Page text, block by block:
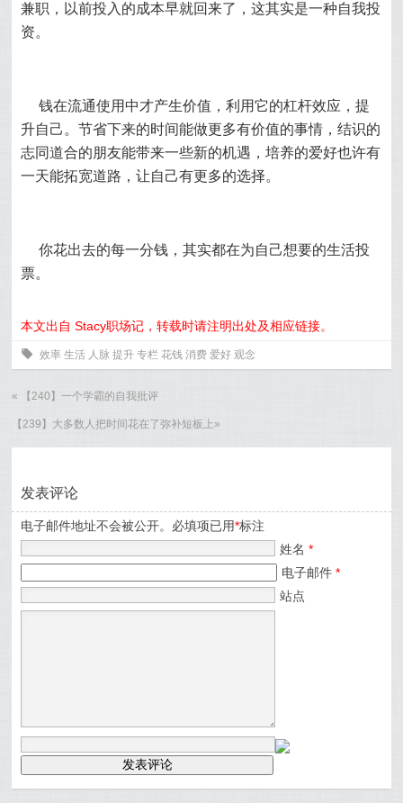
兼职，以前投入的成本早就回来了，这其实是一种自我投
资。
钱在流通使用中才产生价值，利用它的杠杆效应，提
升自己。节省下来的时间能做更多有价值的事情，结识的
志同道合的朋友能带来一些新的机遇，培养的爱好也许有
一天能拓宽道路，让自己有更多的选择。
你花出去的每一分钱，其实都在为自己想要的生活投
票。
本文出自 Stacy职场记，转载时请注明出处及相应链接。
0 效率 生活 人脉 提升 专栏 花钱 消费 爱好 观念
« 【240】一个学霸的自我批评
【239】大多数人把时间花在了弥补短板上»
发表评论
电子邮件地址不会被公开。必填项已用*标注
姓名*
电子邮件*
站点